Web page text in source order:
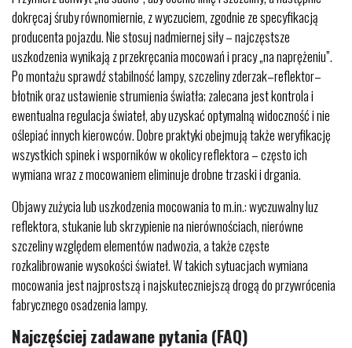
dokręcaj śruby równomiernie, z wyczuciem, zgodnie ze specyfikacją
producenta pojazdu. Nie stosuj nadmiernej siły – najczęstsze
uszkodzenia wynikają z przekręcania mocowań i pracy „na naprężeniu”.
Po montażu sprawdź stabilność lampy, szczeliny zderzak–reflektor–
błotnik oraz ustawienie strumienia światła; zalecana jest kontrola i
ewentualna regulacja świateł, aby uzyskać optymalną widoczność i nie
oślepiać innych kierowców. Dobre praktyki obejmują także weryfikację
wszystkich spinek i wsporników w okolicy reflektora – często ich
wymiana wraz z mocowaniem eliminuje drobne trzaski i drgania.
Objawy zużycia lub uszkodzenia mocowania to m.in.: wyczuwalny luz
reflektora, stukanie lub skrzypienie na nierównościach, nierówne
szczeliny względem elementów nadwozia, a także częste
rozkalibrowanie wysokości świateł. W takich sytuacjach wymiana
mocowania jest najprostszą i najskuteczniejszą drogą do przywrócenia
fabrycznego osadzenia lampy.
Najczęściej zadawane pytania (FAQ)